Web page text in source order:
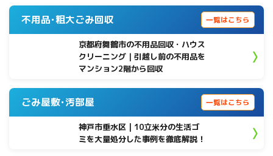
不用品･粗大ごみ回収 一覧はこちら
京都府舞鶴市の不用品回収・ハウス
クリーニング｜引越し前の不用品を
マンション2階から回収
ごみ屋敷･汚部屋 一覧はこちら
神戸市垂水区 | 10立米分の生活ゴ
ミを大量処分した事例を徹底解説！